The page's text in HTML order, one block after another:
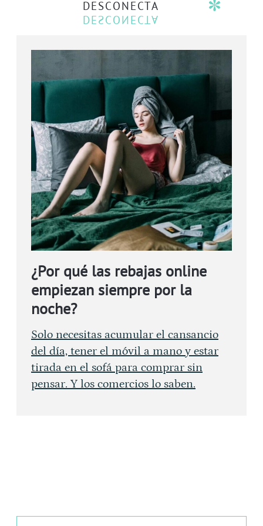
DESCONECTA
¿Por qué las rebajas online
empiezan siempre por la
noche?
Solo necesitas acumular el cansancio
del día, tener el móvil a mano y estar
tirada en el sofá para comprar sin
pensar. Y los comercios lo saben.